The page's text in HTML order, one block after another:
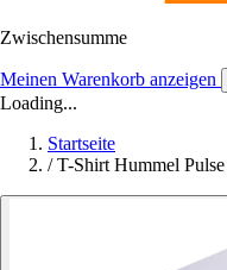
Zwischensumme
Meinen Warenkorb anzeigen
Loading...
Startseite
/ T-Shirt Hummel